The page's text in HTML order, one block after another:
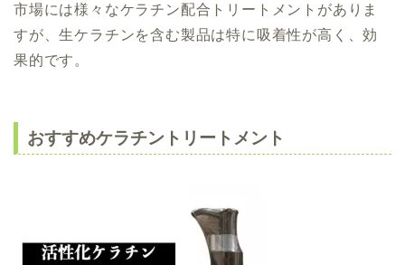
市場には様々なケラチン配合トリートメントがありま
すが、生ケラチンを含む製品は特に吸着性が高く、効
果的です。
おすすめケラチントリートメント